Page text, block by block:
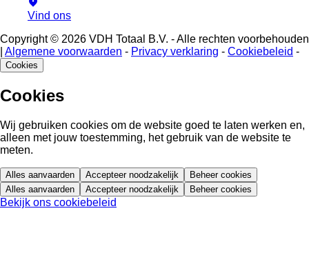
Vind ons
Copyright © 2026 VDH Totaal B.V. - Alle rechten voorbehouden
Algemene voorwaarden - Privacy verklaring - Cookiebeleid -
Cookies
Cookies
Wij gebruiken cookies om de website goed te laten werken en,
alleen met jouw toestemming, het gebruik van de website te
meten.
Alles aanvaarden Accepteer noodzakelijk
Beheer cookies
Alles aanvaarden
Accepteer noodzakelijk Beheer cookies
Bekijk ons cookiebeleid